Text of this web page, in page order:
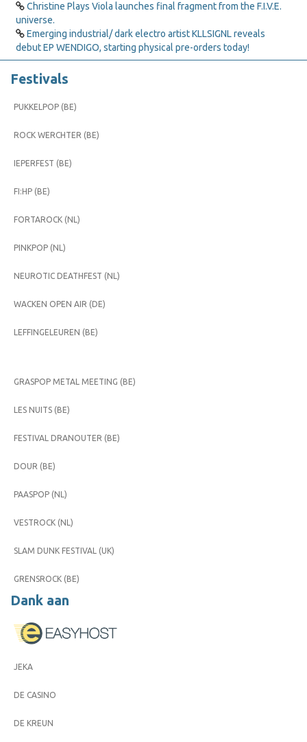
Christine Plays Viola launches final fragment from the F.I.V.E.
universe.
Emerging industrial/ dark electro artist KLLSIGNL reveals
debut EP WENDIGO, starting physical pre-orders today!
Festivals
PUKKELPOP (BE)
ROCK WERCHTER (BE)
IEPERFEST (BE)
FI:HP (BE)
FORTAROCK (NL)
PINKPOP (NL)
NEUROTIC DEATHFEST (NL)
WACKEN OPEN AIR (DE)
LEFFINGELEUREN (BE)
GRASPOP METAL MEETING (BE)
LES NUITS (BE)
FESTIVAL DRANOUTER (BE)
DOUR (BE)
PAASPOP (NL)
VESTROCK (NL)
SLAM DUNK FESTIVAL (UK)
GRENSROCK (BE)
Dank aan
JEKA
DE CASINO
DE KREUN